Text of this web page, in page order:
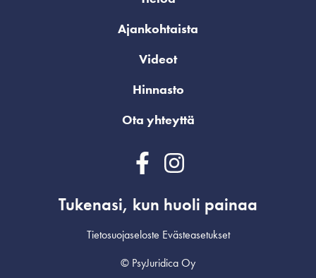
Ajankohtaista
Videot
Hinnasto
Ota yhteyttä
Tukenasi, kun huoli painaa
Tietosuojaseloste Evästeasetukset
© PsyJuridica Oy